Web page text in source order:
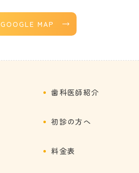
GOOGLE MAP
歯科医師紹介
初診の方へ
料金表